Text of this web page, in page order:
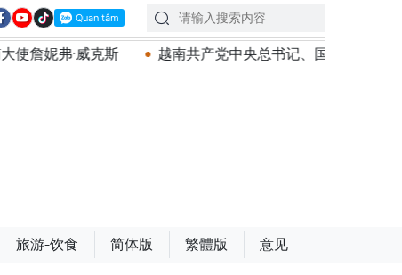
越南共产党中央总书记、国家主席苏林将对澳大利亚和新
旅游-饮食 简体版 繁體版 意见